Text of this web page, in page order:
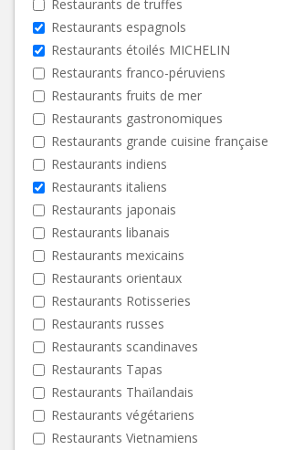
Restaurants de truffes
Restaurants espagnols
Restaurants étoilés MICHELIN
Restaurants franco-péruviens
Restaurants fruits de mer
Restaurants gastronomiques
Restaurants grande cuisine française
Restaurants indiens
Restaurants italiens
Restaurants japonais
Restaurants libanais
Restaurants mexicains
Restaurants orientaux
Restaurants Rotisseries
Restaurants russes
Restaurants scandinaves
Restaurants Tapas
Restaurants Thaïlandais
Restaurants végétariens
Restaurants Vietnamiens